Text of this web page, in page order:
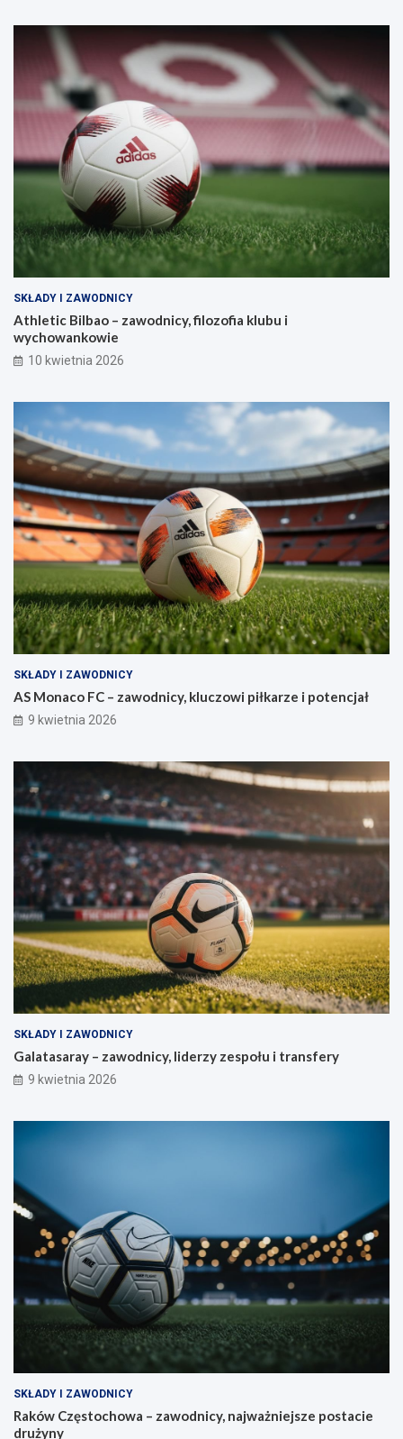
SKŁADY I ZAWODNICY
Athletic Bilbao – zawodnicy, filozofia klubu i
wychowankowie
10 kwietnia 2026
SKŁADY I ZAWODNICY
AS Monaco FC – zawodnicy, kluczowi piłkarze i potencjał
9 kwietnia 2026
SKŁADY I ZAWODNICY
Galatasaray – zawodnicy, liderzy zespołu i transfery
9 kwietnia 2026
SKŁADY I ZAWODNICY
Raków Częstochowa – zawodnicy, najważniejsze postacie
drużyny